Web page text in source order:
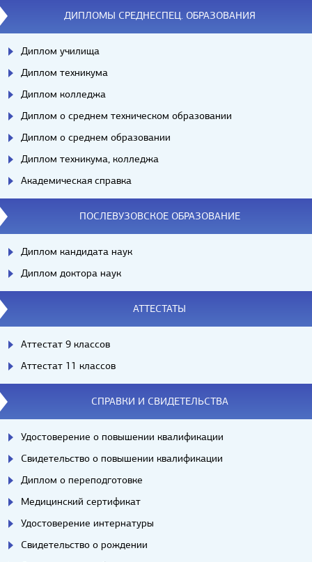
ДИПЛОМЫ СРЕДНЕСПЕЦ. ОБРАЗОВАНИЯ
Диплом училища
Диплом техникума
Диплом колледжа
Диплом о среднем техническом образовании
Диплом о среднем образовании
Диплом техникума, колледжа
Академическая справка
ПОСЛЕВУЗОВСКОЕ ОБРАЗОВАНИЕ
Диплом кандидата наук
Диплом доктора наук
АТТЕСТАТЫ
Аттестат 9 классов
Аттестат 11 классов
СПРАВКИ И СВИДЕТЕЛЬСТВА
Удостоверение о повышении квалификации
Свидетельство о повышении квалификации
Диплом о переподготовке
Медицинский сертификат
Удостоверение интернатуры
Свидетельство о рождении